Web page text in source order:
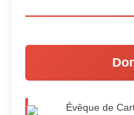
Évêque de